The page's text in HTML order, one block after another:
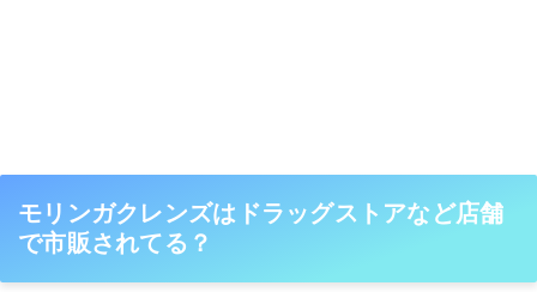
モリンガクレンズはドラッグストアなど店舗
で市販されてる？